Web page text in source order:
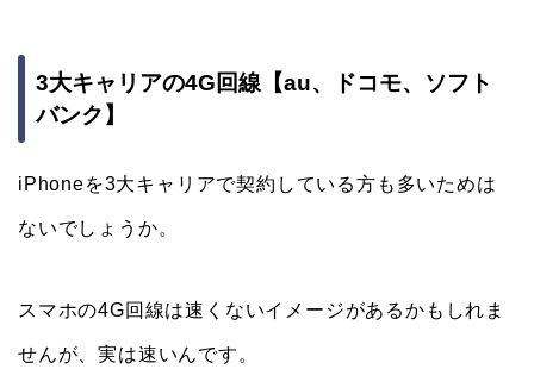
3大キャリアの4G回線【au、ドコモ、ソフト
バンク】
iPhoneを3大キャリアで契約している方も多いためは
ないでしょうか。
スマホの4G回線は速くないイメージがあるかもしれま
せんが、実は速いんです。